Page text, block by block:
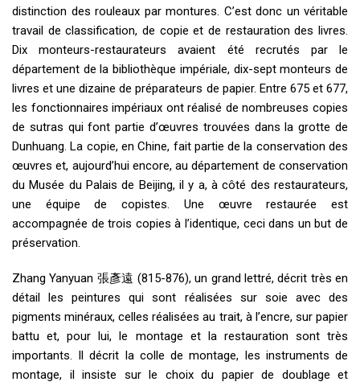
distinction des rouleaux par montures. C’est donc un véritable
travail de classification, de copie et de restauration des livres.
Dix monteurs-restaurateurs avaient été recrutés par le
département de la bibliothèque impériale, dix-sept monteurs de
livres et une dizaine de préparateurs de papier. Entre 675 et 677,
les fonctionnaires impériaux ont réalisé de nombreuses copies
de sutras qui font partie d’œuvres trouvées dans la grotte de
Dunhuang. La copie, en Chine, fait partie de la conservation des
œuvres et, aujourd’hui encore, au département de conservation
du Musée du Palais de Beijing, il y a, à côté des restaurateurs,
une équipe de copistes. Une œuvre restaurée est
accompagnée de trois copies à l’identique, ceci dans un but de
préservation.
Zhang Yanyuan 張彥遠 (815-876), un grand lettré, décrit très en
détail les peintures qui sont réalisées sur soie avec des
pigments minéraux, celles réalisées au trait, à l’encre, sur papier
battu et, pour lui, le montage et la restauration sont très
importants. Il décrit la colle de montage, les instruments de
montage, il insiste sur le choix du papier de doublage et